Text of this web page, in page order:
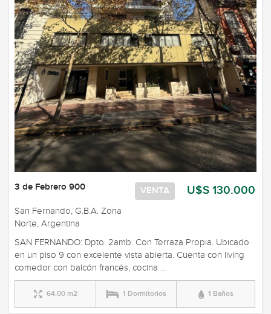
U$S 130.000
VENTA
3 de Febrero 900
San Fernando, G.B.A. Zona
Norte, Argentina
SAN FERNANDO: Dpto. 2amb. Con Terraza Propia. Ubicado
en un piso 9 con excelente vista abierta. Cuenta con living
comedor con balcón francés, cocina ...
64,00 m2 1 Dormitorios 1 Baños